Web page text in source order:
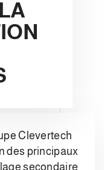
Clevertech
des principaux
secondaire